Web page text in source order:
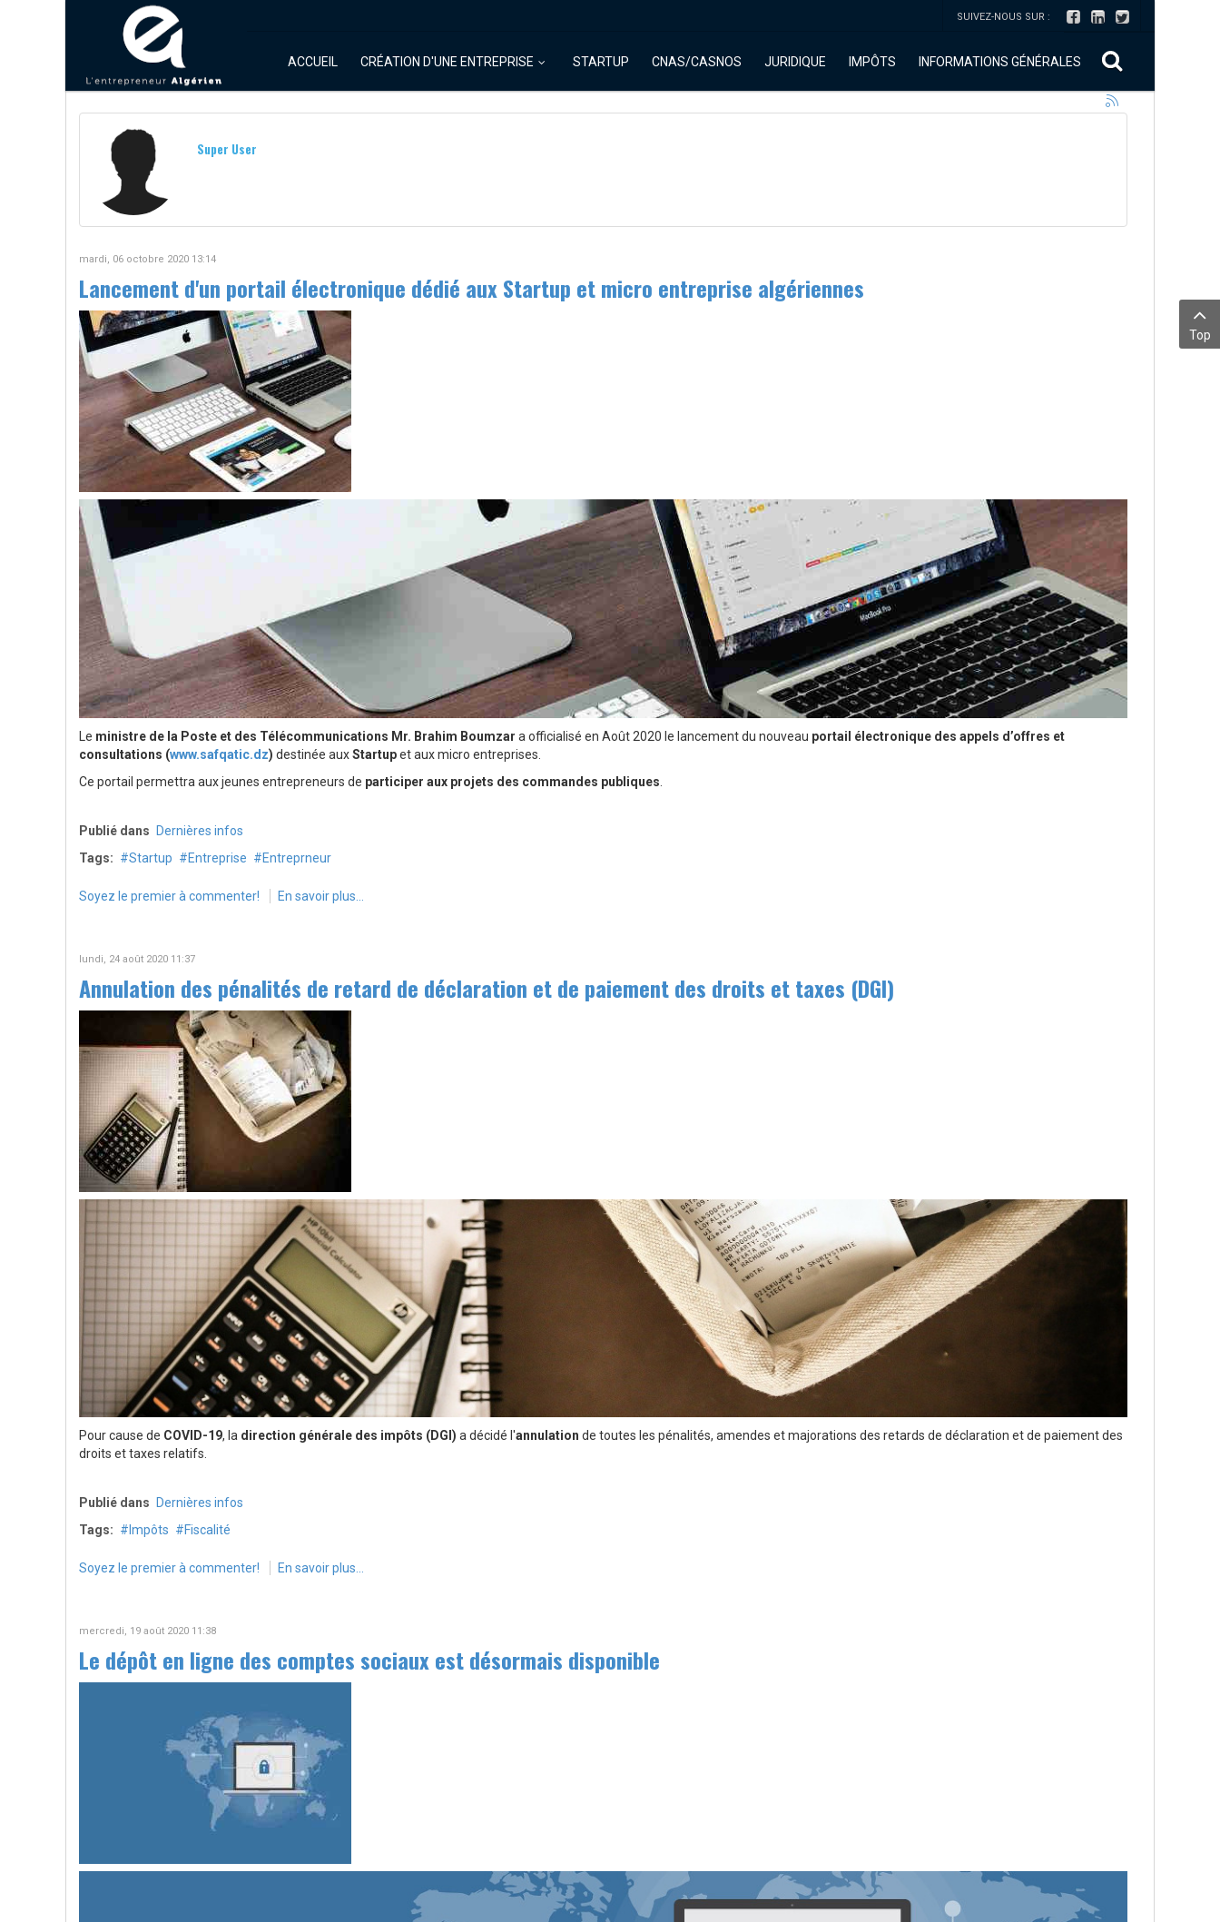
SUIVEZ-NOUS SUR :
ACCUEIL CRÉATION D'UNE ENTREPRISE STARTUP CNAS/CASNOS JURIDIQUE IMPÔTS INFORMATIONS GÉNÉRALES
Super User
mardi, 06 octobre 2020 13:14
Lancement d'un portail électronique dédié aux Startup et micro entreprise algériennes
Le ministre de la Poste et des Télécommunications Mr. Brahim Boumzar a officialisé en Août 2020 le lancement du nouveau portail électronique des appels d’offres et
consultations (www.safqatic.dz) destinée auxStartupet aux micro entreprises.
Ce portail permettra aux jeunes entrepreneurs de participer aux projets des commandes publiques
Publié dans
Dernières infos
Tags:
Startup Entreprise Entreprneur
Soyez le premier à commenter! En savoir plus...
lundi, 24 août 2020 11:37
Annulation des pénalités de retard de déclaration et de paiement des droits et taxes (DGI)
Pour cause de COVID-19, la direction générale des impôts (DGI) a décidé l'annulation de toutes les pénalités, amendes et majorations des retards de déclaration et de paiement des
droits et taxes relatifs.
Publié dans
Dernières infos
Tags:
Impôts Fiscalité
Soyez le premier à commenter! En savoir plus...
mercredi, 19 août 2020 11:38
Le dépôt en ligne des comptes sociaux est désormais disponible
Top